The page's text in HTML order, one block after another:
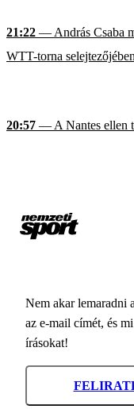
21:22 — András Csaba
WTT-torna selejtezőjében
20:57 — A Nantes ellen
Nem akar lemaradni
az e-mail címét, és
írásokat!